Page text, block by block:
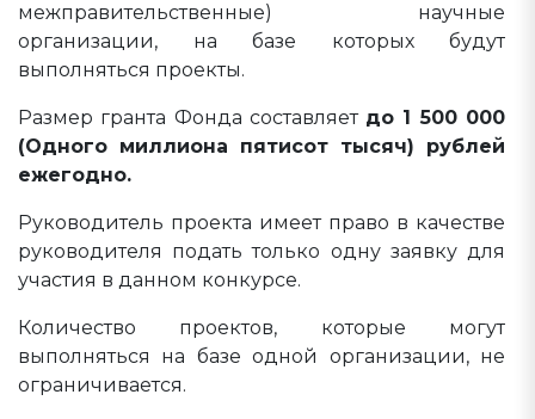
межправительственные) научные
организации, на базе которых будут
выполняться проекты.
Размер гранта Фонда составляет до 1 500 000
(Одного миллиона пятисот тысяч) рублей
ежегодно.
Руководитель проекта имеет право в качестве
руководителя подать только одну заявку для
участия в данном конкурсе.
Количество проектов, которые могут
выполняться на базе одной организации, не
ограничивается.